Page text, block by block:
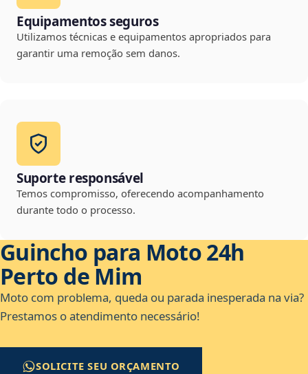
Equipamentos seguros
Utilizamos técnicas e equipamentos apropriados para
garantir uma remoção sem danos.
Suporte responsável
Temos compromisso, oferecendo acompanhamento
durante todo o processo.
Guincho para Moto 24h
Perto de Mim
Moto com problema, queda ou parada inesperada na via?
Prestamos o atendimento necessário!
SOLICITE SEU ORÇAMENTO